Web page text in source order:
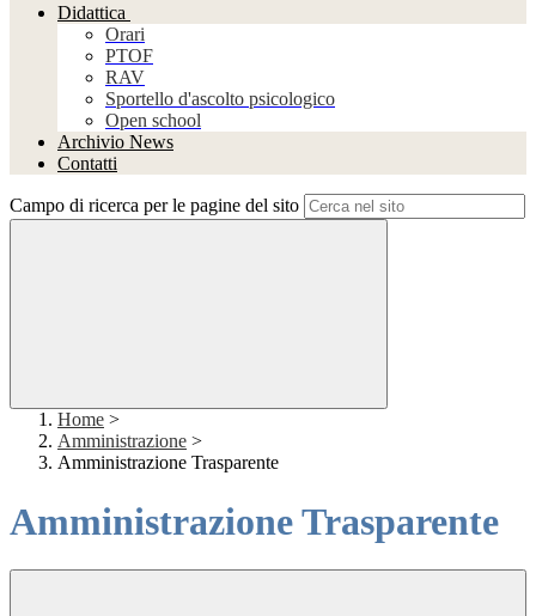
Didattica
Orari
PTOF
RAV
Sportello d'ascolto psicologico
Open school
Archivio News
Contatti
Campo di ricerca per le pagine del sito
Home >
Amministrazione >
Amministrazione Trasparente
Amministrazione Trasparente